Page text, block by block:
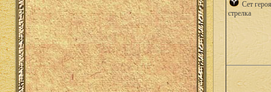
Сет героя
стрелка